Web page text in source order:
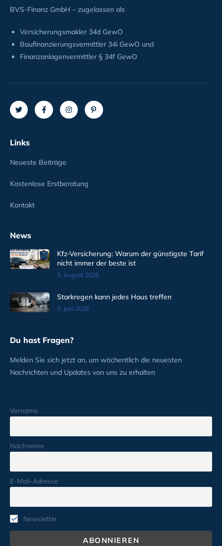
BVS-Finanz GmbH – zugelassen als
Versicherungsmakler 34d GewO
Baufinanzierungsvermittler 34i GewO und
Finanzanlagenvermittler § 34f GewO
Links
Neueste Beiträge
Kostenlose Erstberatung
Kontakt
News
Kfz-Versicherung: Warum der günstigste Tarif
nicht immer der beste ist
5. August 2026
Starkregen kann jedes Haus treffen
9. Juni 2026
Du hast Fragen?
Melden Sie sich jetzt an, um wöchentlich die neuesten
Nachrichten und Updates von uns zu erhalten
Vorname
Nachname
E-Mail-Adresse
Newsletter